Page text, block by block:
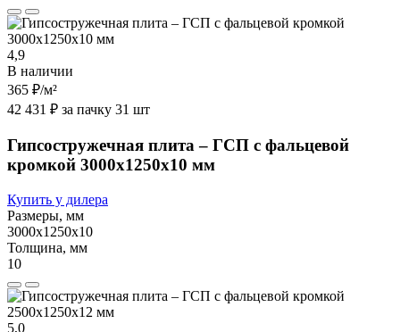
4,9
В наличии
365 ₽/м²
42 431 ₽ за пачку 31 шт
Гипсостружечная плита – ГСП с фальцевой
кромкой 3000х1250х10 мм
Купить у дилера
Размеры, мм
3000х1250х10
Толщина, мм
10
5,0